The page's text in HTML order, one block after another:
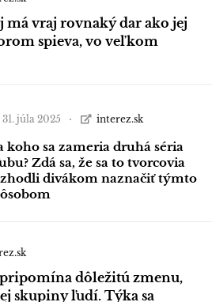
má vraj rovnaký dar ako jej
spieva, vo veľkom
31. júla 2025 interez.sk
koho sa zameria druhá séria
Zdá sa, že sa to tvorcovia
divákom naznačiť týmto
dôležitú zmenu,
skupiny ľudí. Týka sa